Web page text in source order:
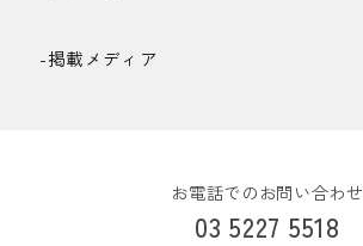
-掲載メディア
お電話でのお問い合わせ
03 5227 5518